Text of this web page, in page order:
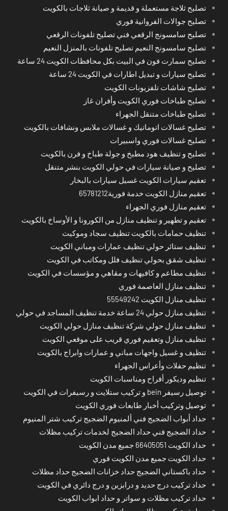
تصليح ثلاجة مستعملة و قديمة و صيانة ثلاجات بالكويت
تصليح جوالات الفروانية فوري
تصليح سامسونج الرقعي فني تصليح تلفونات الرقعي
تصليح سامسونج النعيم تصليح تلفونات بالمنزل النعيم
تصليح سمارت فون في البيت بكل محافظات الكويت 24 ساعة
تصليح سيارات و تبديل اطارات في الكويت 24 ساعة
تصليح شاشات تلفزيونات الكويت
تصليح طباخات فوري الكويت وأفران غاز
تصليح طباخات متنقل الجهراء
تصليح غسالات اتوماتيك و غسالات ملابس ونشافات بالكويت
تصليح غسالات فوري واسبيرات
تصليح و تنظيف هود مطبخ و جولة طباخ و فرن بالكويت
تصليح و صيانة سيارات في حولي الكويت بنشر متنقل
تعقيم سيارات الكويت غسيل سيارات بالبخار
تعقيم منازل الكويت خدمة فورية65781212
تعقيم منازل فوري الجهراء
تعقيم و تطهير و تنظيف منازل من الكورونا و الأوساخ بالكويت
تنظيف حمامات بالكويت تنظيف سجاد وموكيت
تنظيف ستائر حولي تنظيف عمارات ومباني الكويت
تنظيف شقق بحولي تنظيف فلل ومكاتب في الكويت
تنظيف مطاعم و كافيهات و مقاهي و مؤسسات في الكويت
تنظيف منازل العاصمة فوري
تنظيف منازل الكويت 55549242
تنظيف منازل حولي 24 ساعة خدمة تنظيف المساجد في حولي
تنظيف منازل حولي شركة تنظيف منازل حولي الكويت
تنظيف منازل وتعقيم فوري قريب على موقعي الكويت
تنظيف و غسيل واجهات مباني و عمارات وابراج بالكويت
تنظيم حفلات وأعراس الجهراء
تنظيم وديكور أفراح ومناسبات الكويت
توصيل رسيفر bein و تركيب ستلايت و رسيفرات في الكويت
توصيل وتركيب أخبار طابعات فوري الكويت
حداد أبواب الضجيج فني ألمنيوم الضجيج تركيب شتر المنيوم
حداد الضجيج فني حداد الضجيج لخدمات تركيب مظلات
حداد الكويت 66405051 جميع مدن الكويت
حداد الكويت جميع مدن الكويت فوري
حداد باكستاني الضجيج حداد خزانات الضجيج حداد مظلات
حداد تركيب درج حديد و درابزين و درج دائري في الكويت
حداد تركيب مظلات و سواتر و حداد ابواب الكويت